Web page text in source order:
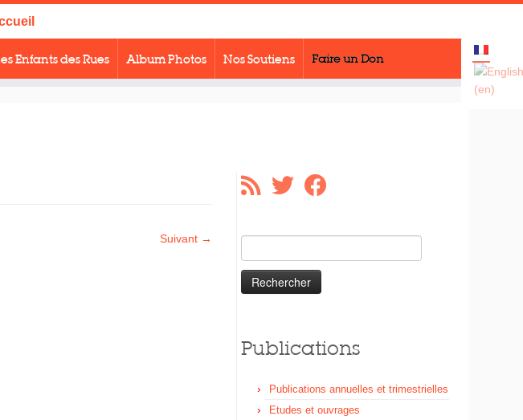
Enfants des Rues Album Photos Nos Soutiens Faire un Don
Suivant →
Publications
Publications annuelles et trimestrielles
Etudes et ouvrages